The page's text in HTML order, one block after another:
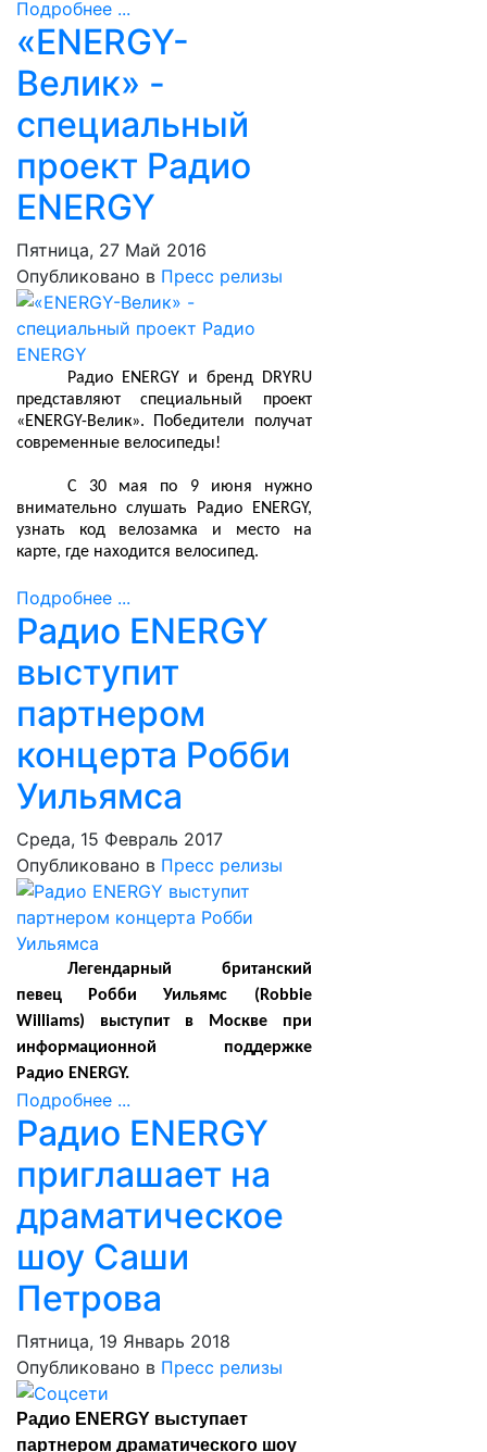
Подробнее ...
«ENERGY-
Велик» -
специальный
проект Радио
ENERGY
Пятница, 27 Май 2016
Опубликовано в Пресс релизы
Радио ENERGY и бренд DRYRU
представляют специальный проект
«ENERGY-Велик». Победители получат
современные велосипеды!
С 30 мая по 9 июня нужно
внимательно слушать Радио
ENERGY,
узнать код велозамка и место на
карте, где находится велосипед.
Подробнее ...
Радио ENERGY
выступит
партнером
концерта Робби
Уильямса
Среда, 15 Февраль 2017
Опубликовано в Пресс релизы
Легендарный британский
певец Робби Уильямс (Robbie
Williams) выступит в Москве при
информационной поддержке
Радио ENERGY.
Подробнее ...
Радио ENERGY
приглашает на
драматическое
шоу Саши
Петрова
Пятница, 19 Январь 2018
Опубликовано в Пресс релизы
Радио ENERGY выступает
партнером драматического шоу